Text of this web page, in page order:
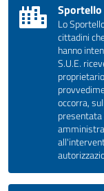
Sportello
Lo
cittadini
hanno
S.U.E.
occorra,